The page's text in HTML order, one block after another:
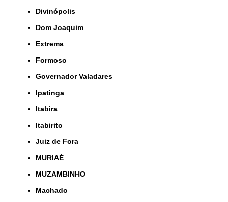
Divinópolis
Dom Joaquim
Extrema
Formoso
Governador Valadares
Ipatinga
Itabira
Itabirito
Juiz de Fora
MURIAÉ
MUZAMBINHO
Machado